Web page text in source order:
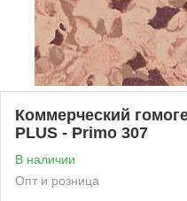
Коммерческий
PLUS - Primo 307
В наличии
Опт и розница